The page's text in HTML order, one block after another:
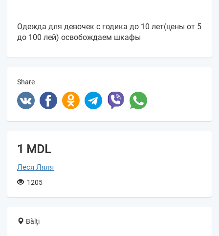
Одежда для девочек с годика до 10 лет(цены от 5
до 100 лей) освобождаем шкафы
Share
1 MDL
Леся Ляля
1205
Bălți